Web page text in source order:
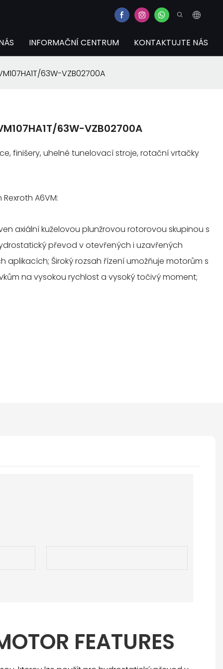
INFORMAČNÍ CENTRUM KONTAKTUJTE NÁS
63W-VZB02700A
63W-VZB02700A
finišery, uhelné tunelovací stroje, rotační vrtačky
A6VM:
axiální kuželovou plunžrovou rotorovou skupinou s
převod v otevřených i uzavřených
aplikacích; Široký rozsah řízení umožňuje motorům s
na vysokou rychlost a vysoký točivý moment;
FEATURES